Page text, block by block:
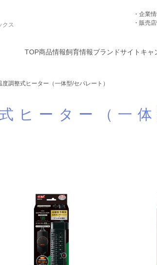
クス
TOP商品情報飼育情報ブランドサイト キャ
企業
販売
度調整式ヒーター（一体型/セパレート）
ヒーター（一